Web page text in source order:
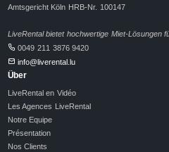
Amtsgericht Köln HRB-Nr. 100147
LiveRental bietet hochwertige Miet-Lösungen
0049 211 3876 9420
info@liverental.lu
Über
LiveRental en Vidéo
Les Agences LiveRental
Notre Equipe
Présentation
Nos Clients